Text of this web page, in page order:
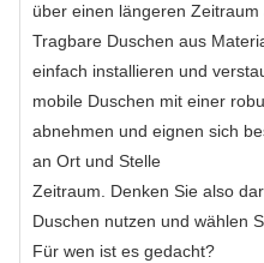
über einen längeren
Tragbare Duschen aus
einfach installieren und
mobile Duschen mit einer
abnehmen und eignen sich
an Ort und Stelle
Zeitraum. Denken Sie also
Duschen nutzen und wählen
Für wen ist es gedacht?